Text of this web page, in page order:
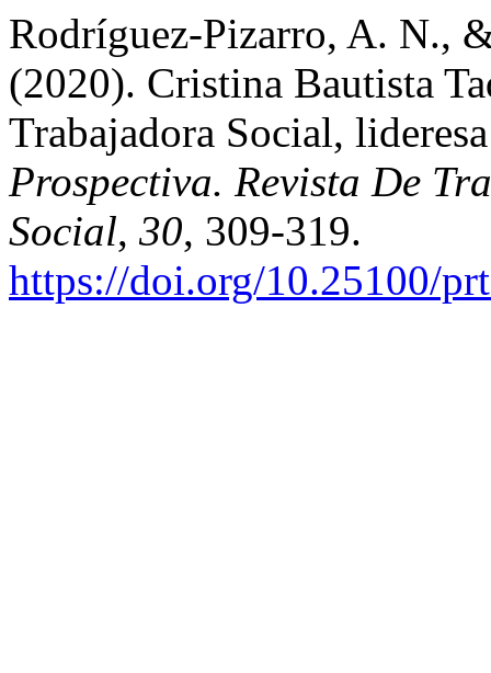
Rodríguez-Pizarro, A. N.,
(2020). Cristina Bautista
Trabajadora Social,
Prospectiva. Revista De
Social, 30, 309-319.
https://doi.org/10.25100/